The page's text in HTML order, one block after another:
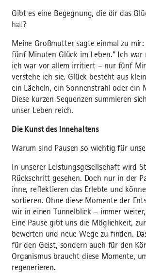
Gibt es eine Begegnung, die dir das
hat?
Meine Großmutter sagte einmal zu
fünf Minuten Glück im Leben.“ Ich war
ich war vor allem irritiert – nur fünf
verstehe ich sie. Glück besteht aus
ein Lächeln, ein Sonnenstrahl oder ein
Diese kurzen Sequenzen summieren
unser Leben reich.
Die Kunst des Innehaltens
Warum sind Pausen so wichtig für
In unserer Leistungsgesellschaft wird
Rückschritt gesehen. Doch nur in der
inne, reflektieren das Erlebte und
sortieren. Ohne diese Momente der
wir in einen Tunnelblick – immer
Eine Pause gibt uns die Möglichkeit,
bewerten und neue Wege zu finden.
für den Geist, sondern auch für den
Organismus braucht diese Momente,
regenerieren.